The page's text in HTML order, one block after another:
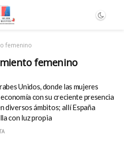
femenino
femenino
Unidos, donde las mujeres
con su creciente presencia
diversos ámbitos; allí España
con luz propia